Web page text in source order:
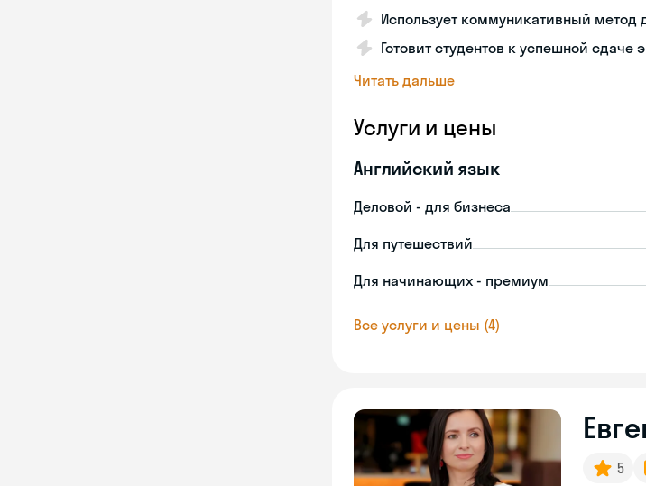
Использует коммуникативный метод
Готовит студентов к успешной сдаче
Читать дальше
Услуги и цены
Английский язык
Деловой - для бизнеса
Для путешествий
Для начинающих - премиум
Все услуги и цены (4)
5